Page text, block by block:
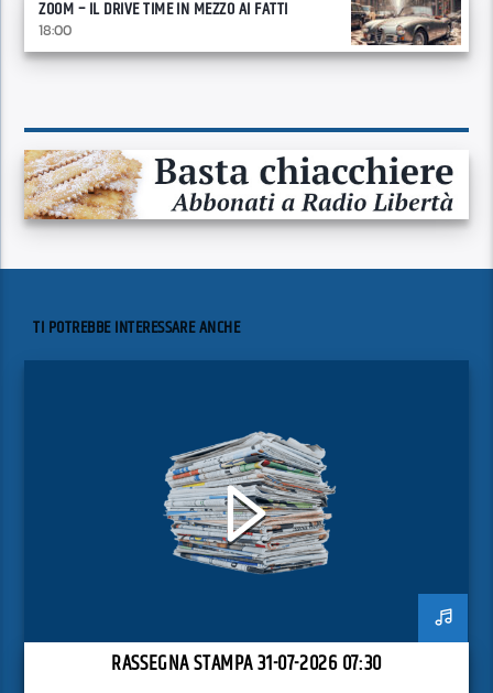
ZOOM – IL DRIVE TIME IN MEZZO AI FATTI
18:00
TI POTREBBE INTERESSARE ANCHE
RASSEGNA STAMPA 31-07-2026 07:30